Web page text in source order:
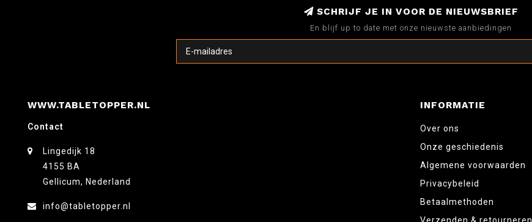
SCHRIJF JE IN VOOR DE NIEUWSBRIEF
En blijf up to date met onze nieuwste aanbiedingen
WWW.TABLETOPPER.NL
Contact
Lingedijk 18
4155 BA
Gellicum, Nederland
info@tabletopper.nl
INFORMATIE
Over ons
Onze geschiedenis
Algemene voorwaarden
Privacybeleid
Betaalmethoden
Verzenden & retourneren